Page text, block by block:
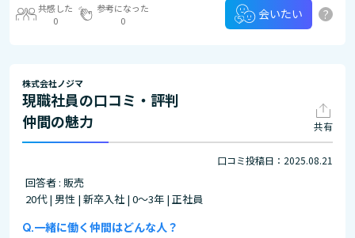
共感した
0
参考になった
0
会いたい ?
株式会社ノジマ
現職社員の口コミ・評判
仲間の魅力
共有
口コミ投稿日：2025.08.21
回答者 : 販売
20代 | 男性 | 新卒入社 | 0～3年 | 正社員
一緒に働く仲間はどんな人？